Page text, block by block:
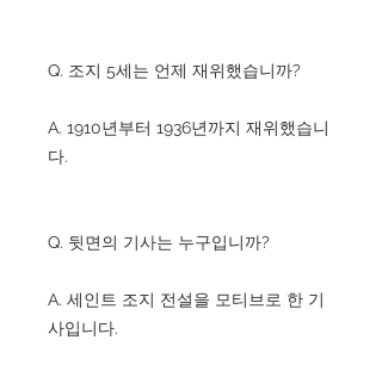
Q. 조지 5세는 언제 재위했습니까?
A. 1910년부터 1936년까지 재위했습니
다.
Q. 뒷면의 기사는 누구입니까?
A. 세인트 조지 전설을 모티브로 한 기
사입니다.